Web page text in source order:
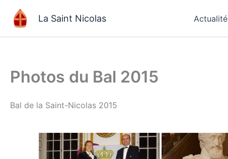
La Saint Nicolas Actualité
Photos du Bal 2015
Bal de la Saint-Nicolas 2015